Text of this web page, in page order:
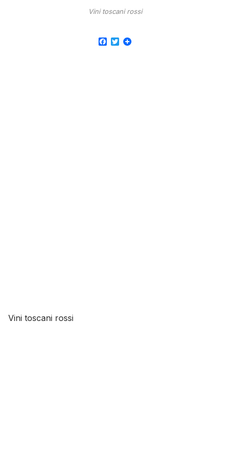
Vini toscani rossi
Facebook
Twitter
Vini toscani rossi